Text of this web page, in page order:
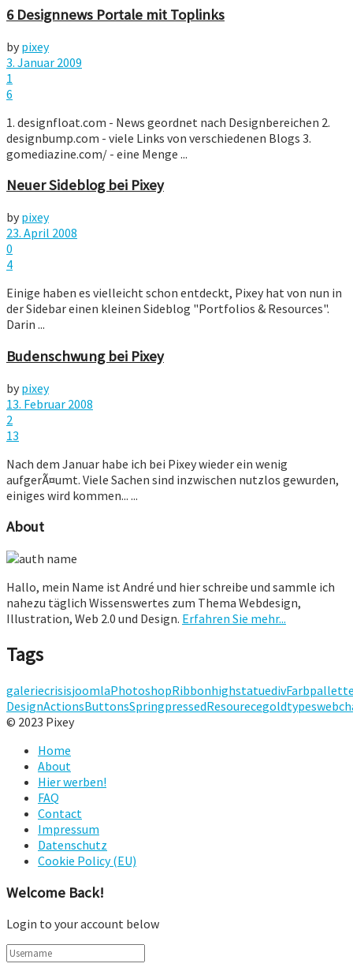
6 Designnews Portale mit Toplinks
by pixey
3. Januar 2009
1
6
1. designfloat.com - News geordnet nach Designbereichen 2.
designbump.com - viele Links von verschiedenen Blogs 3.
gomediazine.com/ - eine Menge ...
Neuer Sideblog bei Pixey
by pixey
23. April 2008
0
4
Einige haben es vielleicht schon entdeckt, Pixey hat von nun in
der Sidebar einen kleinen Sideblog "Portfolios & Resources".
Darin ...
Budenschwung bei Pixey
by pixey
13. Februar 2008
2
13
Nach dem Januar habe ich bei Pixey wieder ein wenig
aufgerÃ¤umt. Viele Sachen sind inzwischen nutzlos gewurden,
einiges wird kommen... ...
About
Hallo, mein Name ist André und hier schreibe und sammle ich
nahezu täglich Wissenswertes zum Thema Webdesign,
Illustration, Web 2.0 und Design. Erfahren Sie mehr...
Tags
galeriecrisisjoomlaPhotoshopRibbonhighstatuediv
DesignActionsButtonsSpringpressedResourecegoldtypes
© 2023 Pixey
Home
About
Hier werben!
FAQ
Contact
Impressum
Datenschutz
Cookie Policy (EU)
Welcome Back!
Login to your account below